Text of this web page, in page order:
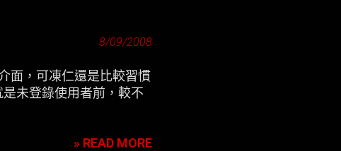
8/09/2008
面，可凍仁還是比較習慣
未登錄使用者前，較不
» READ MORE